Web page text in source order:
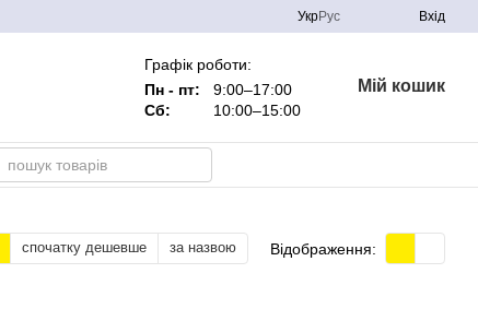
УкрРус Вхід
Графік роботи:
Пн - пт:
9:00–17:00
Сб:
10:00–15:00
Мій кошик
спочатку дешевше за назвою Відображення: